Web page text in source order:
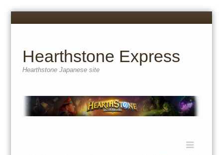
Menu
Hearthstone Express
Hearthstone Japanese site